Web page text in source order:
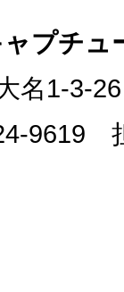
プチュ
名1-3-
9619